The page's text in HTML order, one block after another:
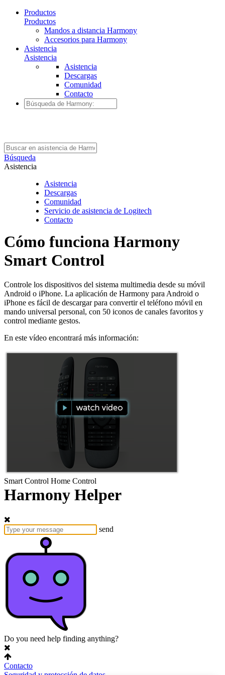
Productos
Productos
Mandos a distancia Harmony
Accesorios para Harmony
Asistencia
Asistencia
Asistencia
Descargas
Comunidad
Contacto
Búsqueda
Asistencia
Asistencia
Descargas
Comunidad
Servicio de asistencia de Logitech
Contacto
Cómo funciona Harmony
Smart Control
Controle los dispositivos del sistema multimedia desde su móvil
Android o iPhone. La aplicación de Harmony para Android o
iPhone es fácil de descargar para convertir el teléfono móvil en
mando universal personal, con 50 iconos de canales favoritos y
control mediante gestos.
En este vídeo encontrará más información:
Smart Control Home Control
Harmony Helper
send
Do you need help finding anything?
Contacto